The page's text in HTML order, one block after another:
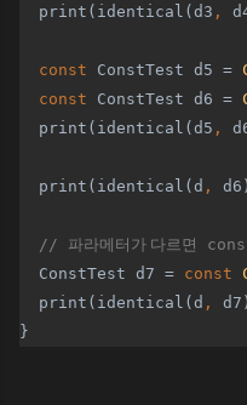
print(identical(d3 ,
const ConstTest d5 =
  const
ConstTest d6 =
print(identical(d5 ,
print(identical(d ,
  //
파라메터가 다르면
ConstTest d7 = const
print(identical(d ,
}